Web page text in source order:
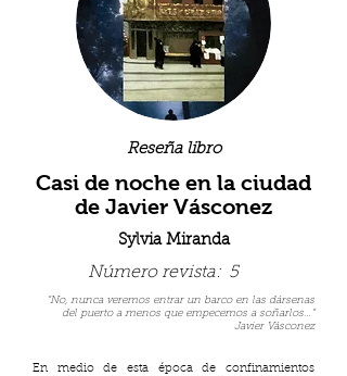
Reseña libro
Casi de noche en la ciudad
de Javier Vásconez
Sylvia Miranda
Número revista: 5
“No, nunca veremos entrar un barco en las dársenas
del puerto a menos que empecemos a soñarlos…”
Javier Vásconez
En medio de esta época de confinamientos